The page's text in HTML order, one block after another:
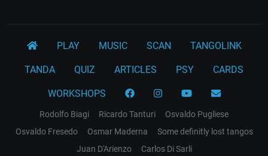
PLAY MUSIC SCAN TANGOLINK
TANDA QUIZ ARTICLES PSY CARDS
WORKSHOPS
Rodolfo Biagi Ricardo Tanturi
Osvaldo Pugliese
Osvaldo Fresedo
Osmar Maderna
Some definitly lost tangos
Juan D'Arienzo
Carlos Di Sarli